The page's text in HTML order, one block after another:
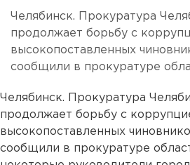
Челябинск. Прокуратура
продолжает борьбу с
высокопоставленных
сообщили в прокуратуре
Челябинск. Прокуратура
продолжает борьбу с
высокопоставленных
сообщили в прокуратуре